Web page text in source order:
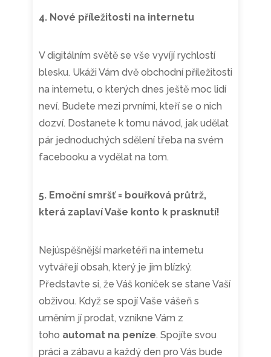
4. Nové příležitosti na internetu
V digitálním světě se vše vyvíjí rychlostí
blesku. Ukáži Vám dvě obchodní příležitosti
na internetu, o kterých dnes ještě moc lidí
neví. Budete mezi prvními, kteří se o nich
dozví. Dostanete k tomu návod, jak udělat
pár jednoduchých sdělení třeba na svém
facebooku a vydělat na tom.
5. Emoční smršť = bouřková průtrž,
která zaplaví Vaše konto k prasknutí!
Nejúspěšnější marketéři na internetu
vytvářejí obsah, který je jim blízký.
Představte si, že Váš koníček se stane Vaší
obživou. Když se spojí Vaše vášeň s
uměním jí prodat, vznikne Vám z
toho automat na peníze. Spojíte svou
práci a zábavu a každý den pro Vás bude